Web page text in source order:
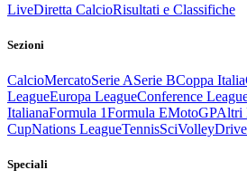
LiveDiretta CalcioRisultati e Classifiche
Sezioni
CalcioMercatoSerie ASerie BCoppa Italia
LeagueEuropa LeagueConference
ItalianaFormula 1Formula EMotoGPAltri
CupNations LeagueTennisSciVolley
Speciali